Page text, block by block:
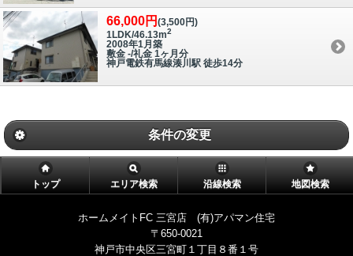
66,000円 (3,500円)
1LDK/46.13m2
2008年1月築
敷金 -/礼金 1ヶ月分
神戸電鉄有馬線湊川駅 徒歩14分
条件の変更
トップ エリア検索 沿線検索 地図検索
ホームメイトFC 三宮店 (有)アパマン住宅
〒650-0021
神戸市中央区三宮町１丁目８番１号